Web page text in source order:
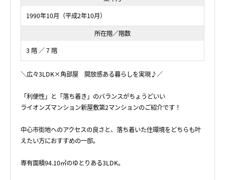
1990年10月（平成2年10月）
所在階／階数
3 階 ／ 7 階
＼広々3LDK×角部屋 開放感ある暮らしを実現♪／
「利便性」と「落ち着き」のバランスがちょうどいい
ライオンズマンション新屋敷第2マンションのご紹介です！
中心市街地へのアクセスの良さと、落ち着いた住環境をどちらも叶
えたい方におすすめの一邸。
専有面積94.10㎡のゆとりある3LDK。